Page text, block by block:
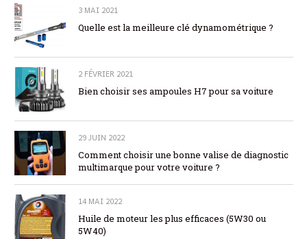
3 MAI 2021
Quelle est la meilleure clé dynamométrique ?
2 FÉVRIER 2021
Bien choisir ses ampoules H7 pour sa voiture
29 JUIN 2022
Comment choisir une bonne valise de diagnostic
multimarque pour votre voiture ?
14 MAI 2022
Huile de moteur les plus efficaces (5W30 ou
5W40)